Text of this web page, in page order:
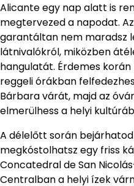
Alicante egy nap alatt is
megtervezed a napodat.
garantáltan nem maradsz
látnivalókról, miközben
hangulatát. Érdemes
reggeli órákban
Bárbara várát, majd az
elmerülhess a helyi
A délelőtt során
megkóstolhatsz egy friss
Concatedral de San
Centralban a helyi ízek